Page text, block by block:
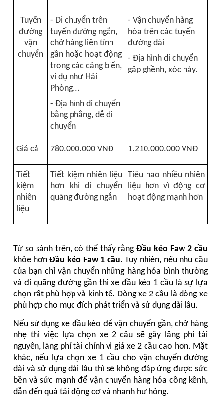
Tuyến
đường
vận
chuyển
- Di chuyển trên
tuyến đường ngắn,
chở hàng liên tỉnh
gần hoặc hoạt động
trong các cảng biển,
ví dụ như Hải
Phòng...
- Địa hình di chuyển
bằng phẳng, dễ di
chuyển
- Vận chuyển hàng
hóa trên các tuyến
đường dài
- Địa hình di chuyển
gập ghềnh, xóc nảy.
Giá cả 780.000.000 VNĐ 1.210.000.000 VNĐ
Tiết
kiệm
nhiên
liệu
Tiết kiệm nhiên liệu
hơn khi di chuyển
quãng đường ngắn
Tiêu hao nhiều nhiên
liệu hơn vì động cơ
hoạt động mạnh hơn
Từ so sánh trên, có thể thấy rằngĐầu kéo Faw 2 cầu
khỏe hơnĐầu kéo Faw 1 cầu. Tuy nhiên, nếu nhu cầu
của bạn chỉ vận chuyển những hàng hóa bình thường
và đi quãng đường gần thì xe đầu kéo 1 cầu là sự lựa
chọn rất phù hợp và kinh tế. Dòng xe 2 cầu là dòng xe
phù hợp cho mục đích phát triển và sử dụng dài lâu.
Nếu sử dụng xe đầu kéo để vận chuyển gần, chở hàng
nhẹ thì việc lựa chọn xe 2 cầu sẽ gây lãng phí tài
nguyên, lãng phí tài chính vì giá xe 2 cầu cao hơn. Mặt
khác, nếu lựa chọn xe 1 cầu cho vận chuyển đường
dài và sử dụng dài lâu thì sẽ không đáp ứng được sức
bền và sức mạnh để vận chuyển hàng hóa cồng kềnh,
dẫn đến quá tải động cơ và nhanh hư hỏng.